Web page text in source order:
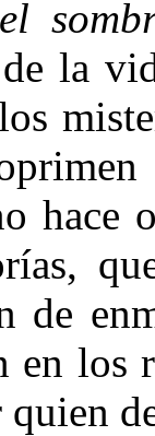
la
hace
de
en los